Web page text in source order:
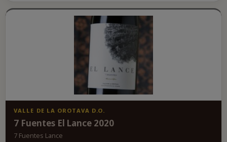
VALLE DE LA OROTAVA D.O.
7 Fuentes El Lance 2020
7 Fuentes Lance